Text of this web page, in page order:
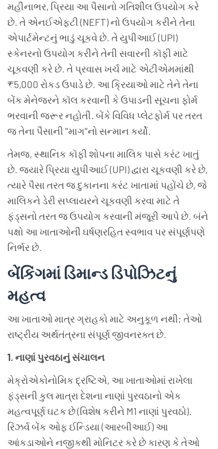
મહીનાભર, પ્રિયા આ પૈસાનો ગતિશીલ ઉપયોગ કરે
છે. તે એનઈએફટી (NEFT) નો ઉપયોગ કરીને તેના
એપાર્ટમેન્ટનું ભાડું ચૂકવે છે. તે યુપીઆઈ (UPI)
સ્કેનરનો ઉપયોગ કરીને તેની સવારની કૉફી માટે
ચૂકવણી કરે છે. તે પ્રવાસ ખર્ચ માટે એટીએમમાંથી
₹5,000 રોકડ ઉપાડે છે. આ ક્રિયાઓ માટે તેને તેના
બેંક મેનેજરને કૉલ કરવાની કે ઉપાડની સૂચના ફોર્મ
ભરવાની જરૂર નહોતી. બેંકે વિવિધ પ્લેટફોર્મ પર તરત
જ તેના પૈસાની "માગ"નો સન્માન કર્યો.
તેમજ, સ્થાનિક કૉફી શોપના માલિક પાસે કરંટ ખાતું
છે. જ્યારે પ્રિયા યુપીઆઈ (UPI) દ્વારા ચૂકવણી કરે છે,
ત્યારે પૈસા તરત જ દુકાનના કરંટ ખાતામાં પહોંચે છે, જે
માલિકને ડેરી સપ્લાયરને ચૂકવણી કરવા માટે તે
ફંડ્સનો તરત જ ઉપયોગ કરવાની મંજૂરી આપે છે. બંને
પક્ષો આ ખાતાઓની ઘર્ષણરહિત સ્વભાવ પર સંપૂર્ણપણે
નિર્ભર છે.
બેંકિંગમાં ડિમાન્ડ ડિપોઝિટનું
મહત્વ
આ ખાતાઓ માત્ર ગ્રાહકો માટે અનુકૂળ નથી; તેઓ
રાષ્ટ્રીય અર્થતંત્રના સંપૂર્ણ જીવનરક્ત છે.
1. નાણાં પુરવઠાનું સંચાલન
મેક્રોએકોનોમિક દ્રષ્ટિએ, આ ખાતાઓમાં રાખેલા
ફંડ્સની કુલ માત્રા દેશના નાણાં પુરવઠાનો એક
મહત્વપૂર્ણ ઘટક છે (વિશેષ કરીને M1 નાણાં પુરવઠો).
રિઝર્વ બેંક ઓફ ઈન્ડિયા (આરબીઆઈ) આ
આંકડાઓને નજીકથી મોનિટર કરે છે કારણ કે તેઓ